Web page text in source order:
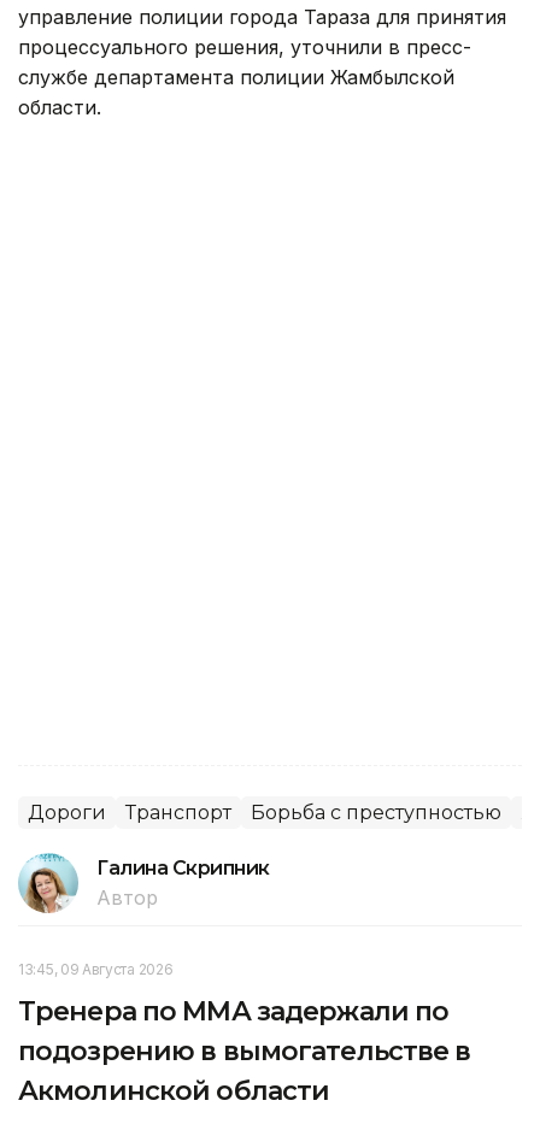
управление полиции города Тараза для принятия
процессуального решения, уточнили в пресс-
службе департамента полиции Жамбылской
области.
Дороги Транспорт Борьба с преступностью
Галина Скрипник
Автор
13:45, 09 Августа 2026
Тренера по ММА задержали по
подозрению в вымогательстве в
Акмолинской области